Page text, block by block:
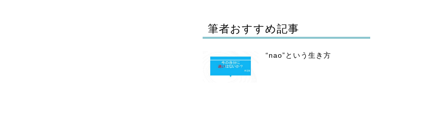
筆者おすすめ記事
“nao”という生き方